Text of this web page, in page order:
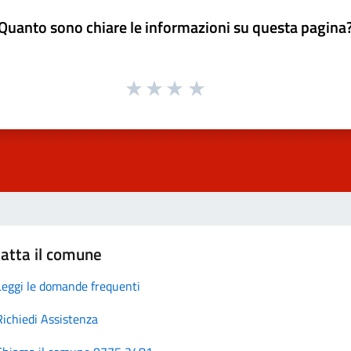
sono chiare le informazioni su questa
il comune
le domande frequenti
Assistenza